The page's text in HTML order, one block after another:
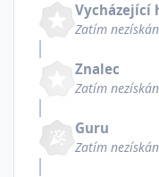
Vycházející
Zatím
Znalec
Zatím
Guru
Zatím